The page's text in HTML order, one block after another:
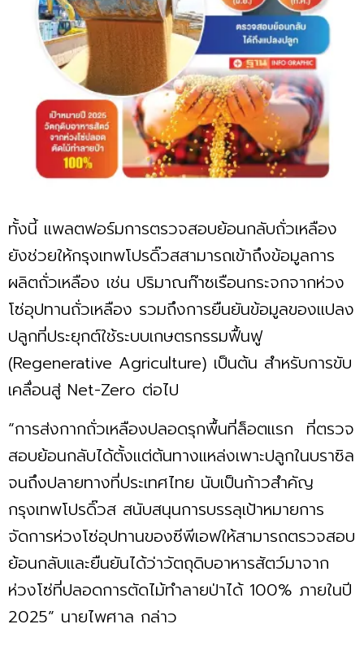
ทั้งนี้ แพลตฟอร์มการตรวจสอบย้อนกลับถั่วเหลือง
ยังช่วยให้กรุงเทพโปรดิ๊วสสามารถเข้าถึงข้อมูลการ
ผลิตถั่วเหลือง เช่น ปริมาณก๊าซเรือนกระจกจากห่วง
โซ่อุปทานถั่วเหลือง รวมถึงการยืนยันข้อมูลของแปลง
ปลูกที่ประยุกต์ใช้ระบบเกษตรกรรมฟื้นฟู
(Regenerative Agriculture) เป็นต้น สำหรับการขับ
เคลื่อนสู่ Net-Zero ต่อไป
“การส่งกากถั่วเหลืองปลอดรุกพื้นที่ล็อตแรก ที่ตรวจ
สอบย้อนกลับได้ตั้งแต่ต้นทางแหล่งเพาะปลูกในบราซิล
จนถึงปลายทางที่ประเทศไทย นับเป็นก้าวสำคัญ
กรุงเทพโปรดิ๊วส สนับสนุนการบรรลุเป้าหมายการ
จัดการห่วงโซ่อุปทานของซีพีเอฟให้สามารถตรวจสอบ
ย้อนกลับและยืนยันได้ว่าวัตถุดิบอาหารสัตว์มาจาก
ห่วงโซ่ที่ปลอดการตัดไม้ทำลายป่าได้ 100% ภายในปี
2025” นายไพศาล กล่าว